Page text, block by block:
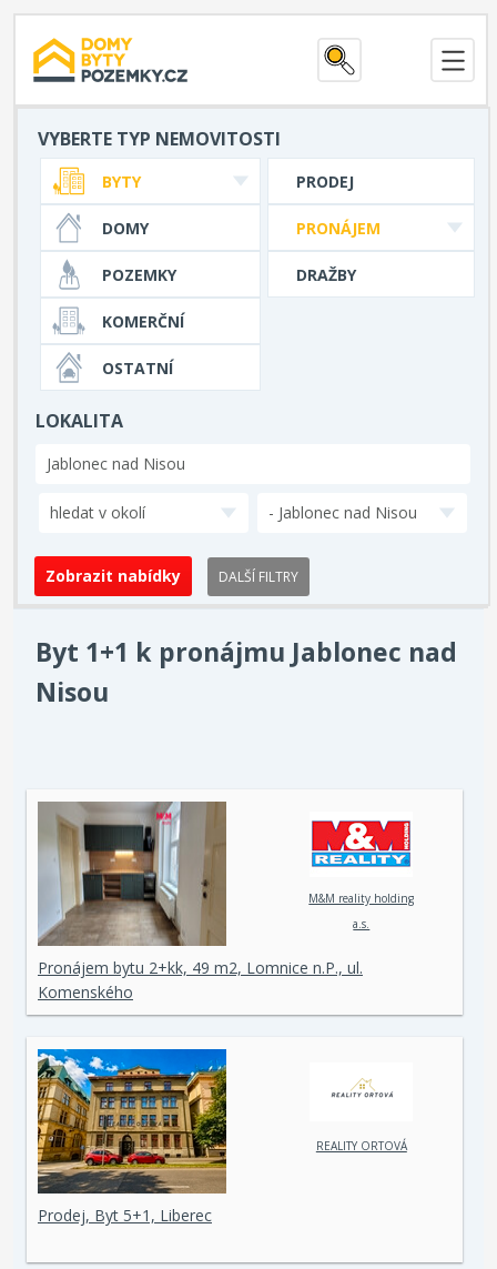
VYBERTE TYP NEMOVITOSTI
PRODEJ
PRONÁJEM
DRAŽBY
BYTY
DOMY
POZEMKY
KOMERČNÍ
OSTATNÍ
LOKALITA
hledat v okolí - Jablonec nad Nisou
DALŠÍ FILTRY
Byt 1+1 k pronájmu Jablonec nad
Nisou
M&M reality holding
a.s.
Pronájem bytu 2+kk, 49 m2, Lomnice n.P., ul.
Komenského
REALITY ORTOVÁ
Prodej, Byt 5+1, Liberec